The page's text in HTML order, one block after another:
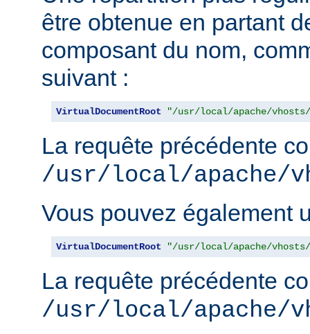
être obtenue en partant
composant du nom,
suivant :
VirtualDocumentRoot "/usr/local/apache/vhosts/
La requête précédente
/usr/local/apache/
Vous pouvez également
VirtualDocumentRoot "/usr/local/apache/vhosts/
La requête précédente
/usr/local/apache/